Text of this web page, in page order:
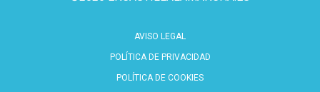
AVISO LEGAL
POLÍTICA DE PRIVACIDAD
POLÍTICA DE COOKIES